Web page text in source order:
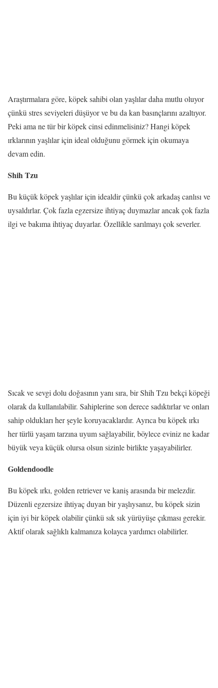
Araştırmalara göre, köpek sahibi olan yaşlılar daha mutlu oluyor
çünkü stres seviyeleri düşüyor ve bu da kan basınçlarını azaltıyor.
Peki ama ne tür bir köpek cinsi edinmelisiniz? Hangi köpek
ırklarının yaşlılar için ideal olduğunu görmek için okumaya
devam edin.
Shih Tzu
Bu küçük köpek yaşlılar için idealdir çünkü çok arkadaş canlısı ve
uysaldırlar. Çok fazla egzersize ihtiyaç duymazlar ancak çok fazla
ilgi ve bakıma ihtiyaç duyarlar. Özellikle sarılmayı çok severler.
Sıcak ve sevgi dolu doğasının yanı sıra, bir Shih Tzu bekçi köpeği
olarak da kullanılabilir. Sahiplerine son derece sadıktırlar ve onları
sahip oldukları her şeyle koruyacaklardır. Ayrıca bu köpek ırkı
her türlü yaşam tarzına uyum sağlayabilir, böylece eviniz ne kadar
büyük veya küçük olursa olsun sizinle birlikte yaşayabilirler.
Goldendoodle
Bu köpek ırkı, golden retriever ve kaniş arasında bir melezdir.
Düzenli egzersize ihtiyaç duyan bir yaşlıysanız, bu köpek sizin
için iyi bir köpek olabilir çünkü sık sık yürüyüşe çıkması gerekir.
Aktif olarak sağlıklı kalmanıza kolayca yardımcı olabilirler.